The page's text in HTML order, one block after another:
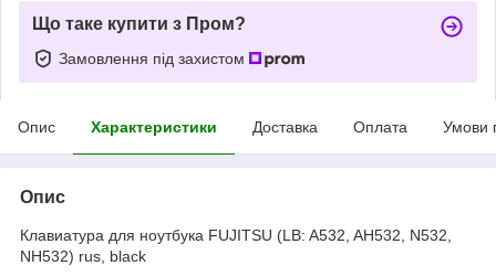
Що таке купити з Пром?
Замовлення під захистом
Опис Характеристики Доставка Оплата Умови
Опис
Клавиатура для ноутбука FUJITSU (LB: A532, AH532, N532,
NH532) rus, black